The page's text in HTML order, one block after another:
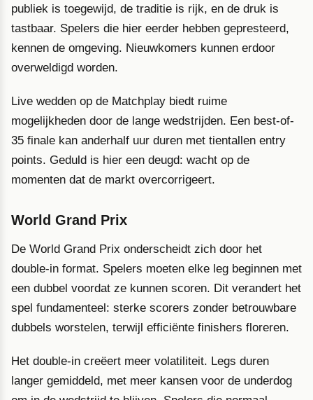
publiek is toegewijd, de traditie is rijk, en de druk is
tastbaar. Spelers die hier eerder hebben gepresteerd,
kennen de omgeving. Nieuwkomers kunnen erdoor
overweldigd worden.
Live wedden op de Matchplay biedt ruime
mogelijkheden door de lange wedstrijden. Een best-of-
35 finale kan anderhalf uur duren met tientallen entry
points. Geduld is hier een deugd: wacht op de
momenten dat de markt overcorrigeert.
World Grand Prix
De World Grand Prix onderscheidt zich door het
double-in format. Spelers moeten elke leg beginnen met
een dubbel voordat ze kunnen scoren. Dit verandert het
spel fundamenteel: sterke scorers zonder betrouwbare
dubbels worstelen, terwijl efficiënte finishers floreren.
Het double-in creëert meer volatiliteit. Legs duren
langer gemiddeld, met meer kansen voor de underdog